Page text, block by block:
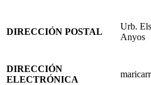
DIRECCIÓN POSTAL
Urb.
Anyos
DIRECCIÓN
ELECTRÓNICA